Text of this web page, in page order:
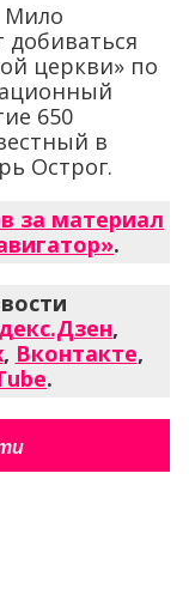
Мило
добиваться
церкви» по
650
в
Острог.
за материал
.
,
, Вконтакте,
.